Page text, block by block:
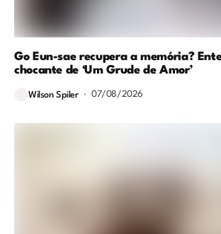
Go Eun-sae recupera a memória?
chocante de ‘Um Grude de Amor’
Wilson Spiler 07/08/2026